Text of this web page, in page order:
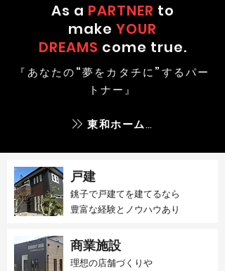
As a PARTNER to
make YOUR
DREAMS come true.
『あなたの“夢をカタチに”するパー
トナー』
東和ホームとは
戸建
銚子で戸建てを建てるなら​
豊富な経験とノウハウあり
商業施設
理想の店舗づくりや